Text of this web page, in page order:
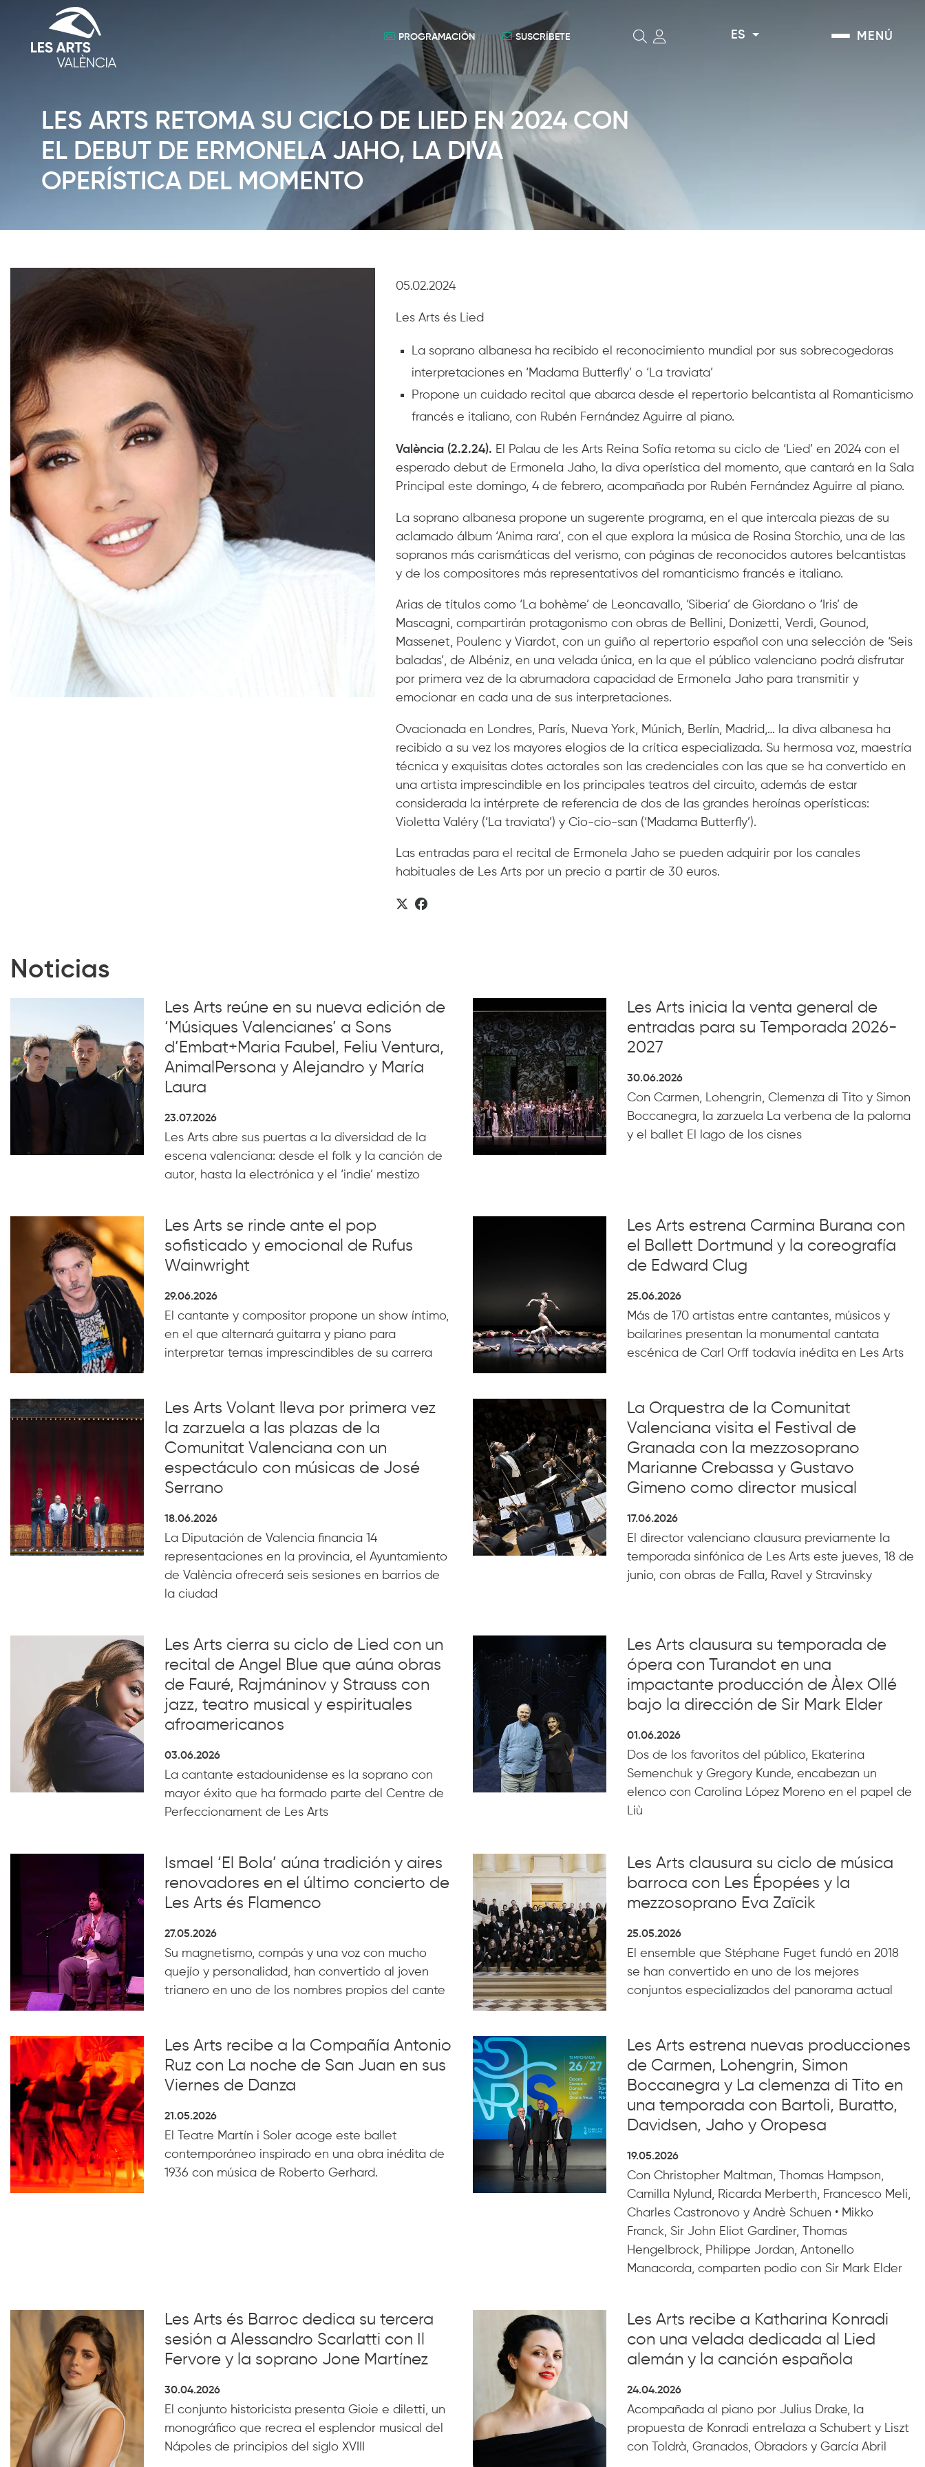
MENÚ
ES
SUSCRÍBETE
PROGRAMACIÓN
LES ARTS RETOMA SU CICLO DE LIED EN 2024 CON
EL DEBUT DE ERMONELA JAHO, LA DIVA
OPERÍSTICA DEL MOMENTO
05.02.2024
Les Arts és Lied
La soprano albanesa ha recibido el reconocimiento mundial por sus sobrecogedoras
interpretaciones en ‘Madama Butterfly’ o ‘La traviata’
Propone un cuidado recital que abarca desde el repertorio belcantista al Romanticismo
francés e italiano, con Rubén Fernández Aguirre al piano.
València (2.2.24). El Palau de les Arts Reina Sofía retoma su ciclo de ‘Lied’ en 2024 con el
esperado debut de Ermonela Jaho, la diva operística del momento, que cantará en la Sala
Principal este domingo, 4 de febrero, acompañada por Rubén Fernández Aguirre al piano.
La soprano albanesa propone un sugerente programa, en el que intercala piezas de su
aclamado álbum ‘Anima rara’, con el que explora la música de Rosina Storchio, una de las
sopranos más carismáticas del verismo, con páginas de reconocidos autores belcantistas
y de los compositores más representativos del romanticismo francés e italiano.
Arias de títulos como ‘La bohème’ de Leoncavallo, ‘Siberia’ de Giordano o ‘Iris’ de
Mascagni, compartirán protagonismo con obras de Bellini, Donizetti, Verdi, Gounod,
Massenet, Poulenc y Viardot, con un guiño al repertorio español con una selección de ‘Seis
baladas’, de Albéniz, en una velada única, en la que el público valenciano podrá disfrutar
por primera vez de la abrumadora capacidad de Ermonela Jaho para transmitir y
emocionar en cada una de sus interpretaciones.
Ovacionada en Londres, París, Nueva York, Múnich, Berlín, Madrid,… la diva albanesa ha
recibido a su vez los mayores elogios de la crítica especializada. Su hermosa voz, maestría
técnica y exquisitas dotes actorales son las credenciales con las que se ha convertido en
una artista imprescindible en los principales teatros del circuito, además de estar
considerada la intérprete de referencia de dos de las grandes heroínas operísticas:
Violetta Valéry (‘La traviata’) y Cio-cio-san (‘Madama Butterfly’).
Las entradas para el recital de Ermonela Jaho se pueden adquirir por los canales
habituales de Les Arts por un precio a partir de 30 euros.
Noticias
Les Arts reúne en su nueva edición de
‘Músiques Valencianes’ a Sons
d’Embat+Maria Faubel, Feliu Ventura,
AnimalPersona y Alejandro y María
Laura
23.07.2026
Les Arts abre sus puertas a la diversidad de la
escena valenciana: desde el folk y la canción de
autor, hasta la electrónica y el ‘indie’ mestizo
Les Arts inicia la venta general de
entradas para su Temporada 2026-
2027
30.06.2026
Con Carmen, Lohengrin, Clemenza di Tito y Simon
Boccanegra, la zarzuela La verbena de la paloma
y el ballet El lago de los cisnes
Les Arts se rinde ante el pop
sofisticado y emocional de Rufus
Wainwright
29.06.2026
El cantante y compositor propone un show íntimo,
en el que alternará guitarra y piano para
interpretar temas imprescindibles de su carrera
Les Arts estrena Carmina Burana con
el Ballett Dortmund y la coreografía
de Edward Clug
25.06.2026
Más de 170 artistas entre cantantes, músicos y
bailarines presentan la monumental cantata
escénica de Carl Orff todavía inédita en Les Arts
Les Arts Volant lleva por primera vez
la zarzuela a las plazas de la
Comunitat Valenciana con un
espectáculo con músicas de José
Serrano
18.06.2026
La Diputación de Valencia financia 14
representaciones en la provincia, el Ayuntamiento
de València ofrecerá seis sesiones en barrios de
la ciudad
La Orquestra de la Comunitat
Valenciana visita el Festival de
Granada con la mezzosoprano
Marianne Crebassa y Gustavo
Gimeno como director musical
17.06.2026
El director valenciano clausura previamente la
temporada sinfónica de Les Arts este jueves, 18 de
junio, con obras de Falla, Ravel y Stravinsky
Les Arts cierra su ciclo de Lied con un
recital de Angel Blue que aúna obras
de Fauré, Rajmáninov y Strauss con
jazz, teatro musical y espirituales
afroamericanos
03.06.2026
La cantante estadounidense es la soprano con
mayor éxito que ha formado parte del Centre de
Perfeccionament de Les Arts
Les Arts clausura su temporada de
ópera con Turandot en una
impactante producción de Àlex Ollé
bajo la dirección de Sir Mark Elder
01.06.2026
Dos de los favoritos del público, Ekaterina
Semenchuk y Gregory Kunde, encabezan un
elenco con Carolina López Moreno en el papel de
Liù
Ismael ‘El Bola’ aúna tradición y aires
renovadores en el último concierto de
Les Arts és Flamenco
27.05.2026
Su magnetismo, compás y una voz con mucho
quejío y personalidad, han convertido al joven
trianero en uno de los nombres propios del cante
Les Arts clausura su ciclo de música
barroca con Les Épopées y la
mezzosoprano Eva Zaïcik
25.05.2026
El ensemble que Stéphane Fuget fundó en 2018
se han convertido en uno de los mejores
conjuntos especializados del panorama actual
Les Arts recibe a la Compañía Antonio
Ruz con La noche de San Juan en sus
Viernes de Danza
21.05.2026
El Teatre Martín i Soler acoge este ballet
contemporáneo inspirado en una obra inédita de
1936 con música de Roberto Gerhard.
Les Arts estrena nuevas producciones
de Carmen, Lohengrin, Simon
Boccanegra y La clemenza di Tito en
una temporada con Bartoli, Buratto,
Davidsen, Jaho y Oropesa
19.05.2026
Con Christopher Maltman, Thomas Hampson,
Camilla Nylund, Ricarda Merberth, Francesco Meli,
Charles Castronovo y Andrè Schuen • Mikko
Franck, Sir John Eliot Gardiner, Thomas
Hengelbrock, Philippe Jordan, Antonello
Manacorda, comparten podio con Sir Mark Elder
Les Arts és Barroc dedica su tercera
sesión a Alessandro Scarlatti con Il
Fervore y la soprano Jone Martínez
30.04.2026
El conjunto historicista presenta Gioie e diletti, un
monográfico que recrea el esplendor musical del
Nápoles de principios del siglo XVIII
Les Arts recibe a Katharina Konradi
con una velada dedicada al Lied
alemán y la canción española
24.04.2026
Acompañada al piano por Julius Drake, la
propuesta de Konradi entrelaza a Schubert y Liszt
con Toldrà, Granados, Obradors y García Abril